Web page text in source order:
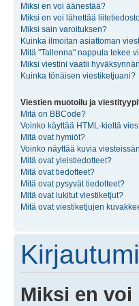
Miksi en voi äänestää?
Miksi en voi lähettää
Miksi sain varoituksen?
Kuinka ilmoitan asiattoman
Mitä "Tallenna" nappula tekee
Miksi viestini vaatii
Kuinka tönäisen viestiketjuani?
Viestien muotoilu ja
Mitä on BBCode?
Voinko käyttää HTML-kieltä
Mitä ovat hymiöt?
Voinko näyttää kuvia
Mitä ovat yleistiedotteet?
Mitä ovat tiedotteet?
Mitä ovat pysyvät tiedotteet?
Mitä ovat lukitut viestiketjut?
Mitä ovat viestiketjujen
Miksi en